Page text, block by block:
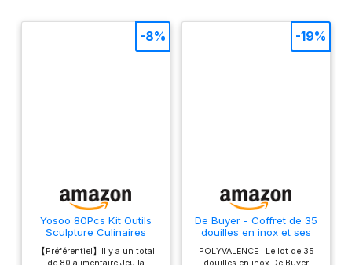
couvercle avec de
nombreux rangements
Yosoo 80Pcs Kit Outils
Sculpture Culinaires
Portable Alimentaire Outil
Coupe Cuisinier
【Préférentiel】Il y a un total
de 80 alimentaire Jeu la
-8%
De Buyer - Coffret de 35
douilles en inox et ses
cm - Inox de Qualité
POLYVALENCE : Le lot de 35
douilles en inox De Buyer
-19%